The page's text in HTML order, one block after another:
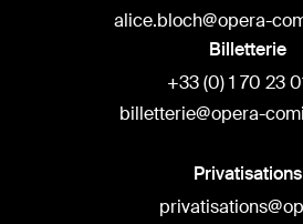
alice.bloch@opera-
Billetterie
+33 (0) 1 70 23
billetterie@opera-
Privatisations